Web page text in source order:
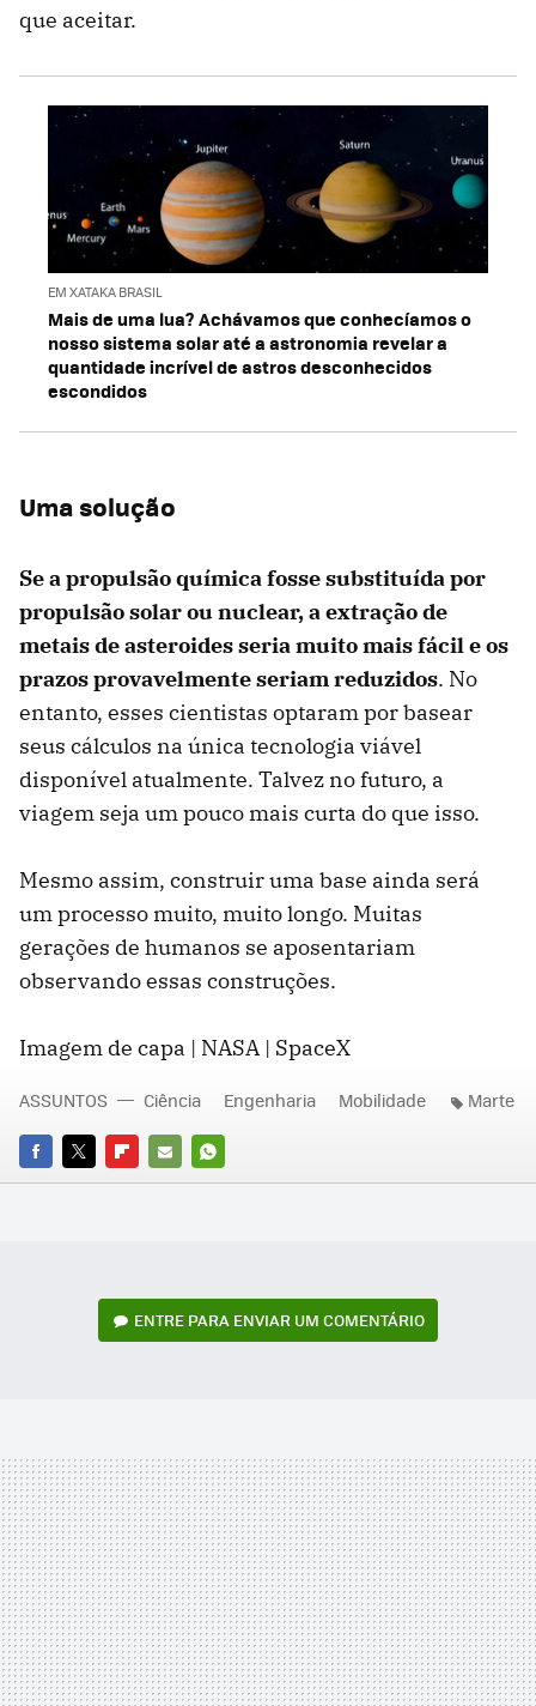
que aceitar.
EM XATAKA BRASIL
Mais de uma lua? Achávamos que conhecíamos o
nosso sistema solar até a astronomia revelar a
quantidade incrível de astros desconhecidos
escondidos
Uma solução
Se a propulsão química fosse substituída por
propulsão solar ou nuclear, a extração de
metais de asteroides seria muito mais fácil e os
prazos provavelmente seriam reduzidos. No
entanto, esses cientistas optaram por basear
seus cálculos na única tecnologia viável
disponível atualmente. Talvez no futuro, a
viagem seja um pouco mais curta do que isso.
Mesmo assim, construir uma base ainda será
um processo muito, muito longo. Muitas
gerações de humanos se aposentariam
observando essas construções.
Imagem de capa | NASA | SpaceX
FACEBOOK
TWITTERFLIPBOARD
E-
WHATSAPP
ASSUNTOS Ciência Engenharia Mobilidade Marte
ENTRE PARA ENVIAR UM COMENTÁRIO